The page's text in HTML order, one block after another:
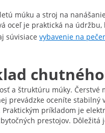
múku a stroj na
oceľ je praktická na
súvisiace vybavenie na
a štruktúru múky.
oceníte
príkladom je
prestojov.